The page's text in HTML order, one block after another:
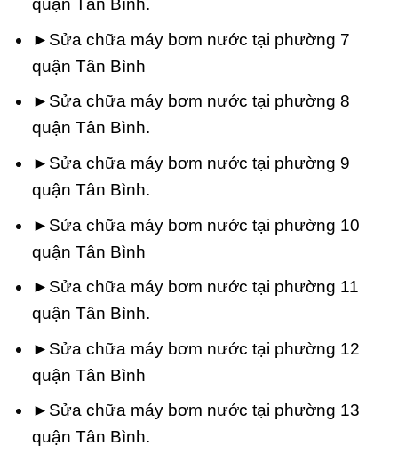
quận Tân Bình.
►Sửa chữa máy bơm nước tại phường 7
quận Tân Bình
►Sửa chữa máy bơm nước tại phường 8
quận Tân Bình.
►Sửa chữa máy bơm nước tại phường 9
quận Tân Bình.
►Sửa chữa máy bơm nước tại phường 10
quận Tân Bình
►Sửa chữa máy bơm nước tại phường 11
quận Tân Bình.
►Sửa chữa máy bơm nước tại phường 12
quận Tân Bình
►Sửa chữa máy bơm nước tại phường 13
quận Tân Bình.